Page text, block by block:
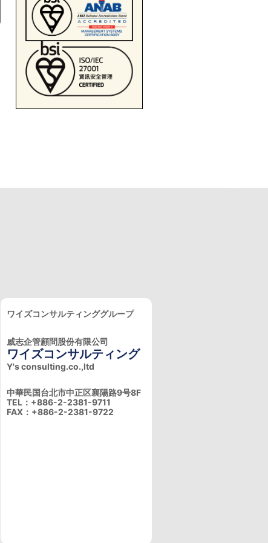
ワイズコンサルティンググループ
威志企管顧問股份有限公司
ワイズコンサルティング
Y's consulting.co.,ltd
中華民国台北市中正区襄陽路9号8F
TEL：+886-2-2381-9711
FAX：+886-2-2381-9722